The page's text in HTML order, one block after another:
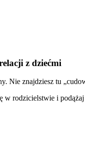
z dziećmi
Nie znajdziesz tu
w rodzicielstwie i podążaj